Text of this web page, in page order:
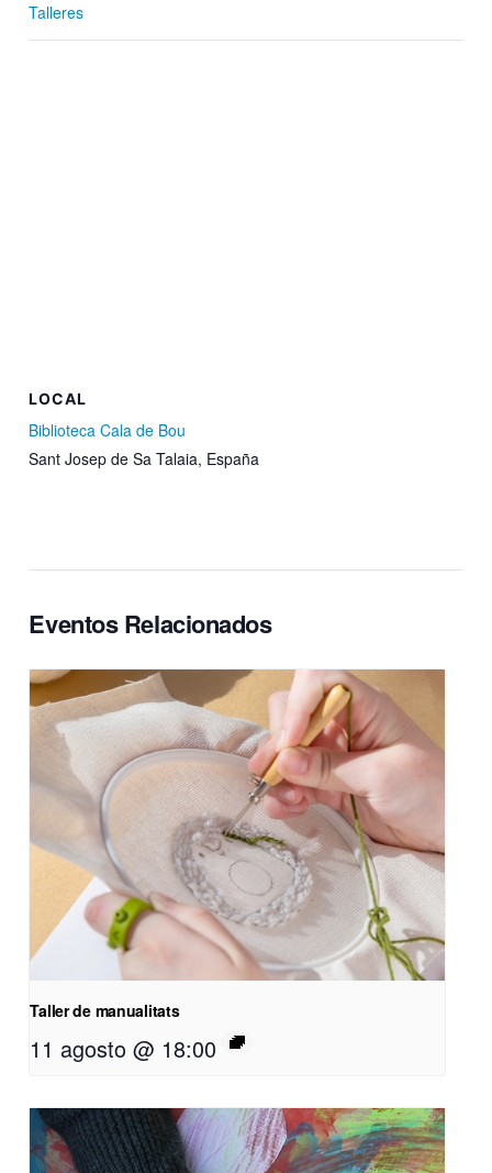
Talleres
LOCAL
Biblioteca Cala de Bou
Sant Josep de Sa Talaia, España
Eventos Relacionados
Taller de manualitats
11 agosto @ 18:00